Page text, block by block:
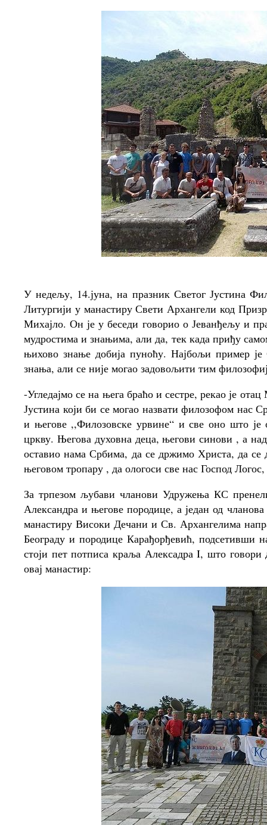
У недељу, 14.јуна, на празник Светог Јустина
Литургији у манастиру Свети Архангели код
Михајло. Он је у беседи говорио о Јеванђељу и
мудростима и знањима, али да, тек када приђу
њихово знање добија пуноћу. Најбољи пример је
знања, али се није могао задовољити тим
-Угледајмо се на њега браћо и сестре, рекао је
Јустина који би се могао назвати филозофом нас
и његове ,,Филозовске урвине“ и све оно што
цркву. Његова духовна деца, његови синови , а
оставио нама Србима, да се држимо Христа, да
његовом тропару , да ологоси све нас Господ
За трпезом љубави чланови Удружења КС
Александра и његове породице, а један од
манастиру Високи Дечани и Св. Архангелима
Београду и породице Карађорђевић, подсетивши
стоји пет потписа краља Алексадра I, што
овај манастир: